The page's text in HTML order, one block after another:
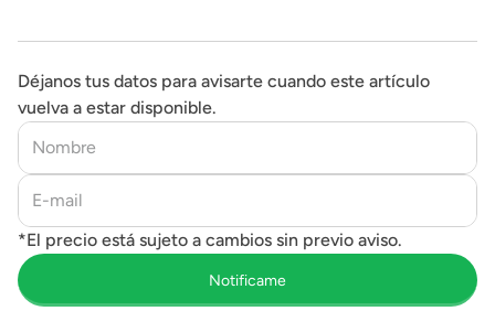
Déjanos tus datos para avisarte cuando este artículo
vuelva a estar disponible.